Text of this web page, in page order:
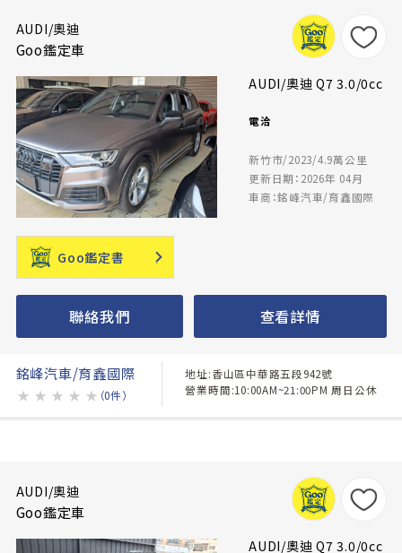
AUDI/奧迪
Goo鑑定車
AUDI/奧迪 Q7 3.0/0cc
電洽
新竹市/2023/4.9萬公里
更新日期：2026年 04月
車商：銘峰汽車/育鑫國際
Goo鑑定書
聯絡我們 查看詳情
銘峰汽車/育鑫國際
★ ★ ★ ★ ★ （0件）
地址:香山區中華路五段942號
營業時間:10:00AM~21:00PM 周日公休
AUDI/奧迪
Goo鑑定車
AUDI/奧迪 Q7 3.0/0cc